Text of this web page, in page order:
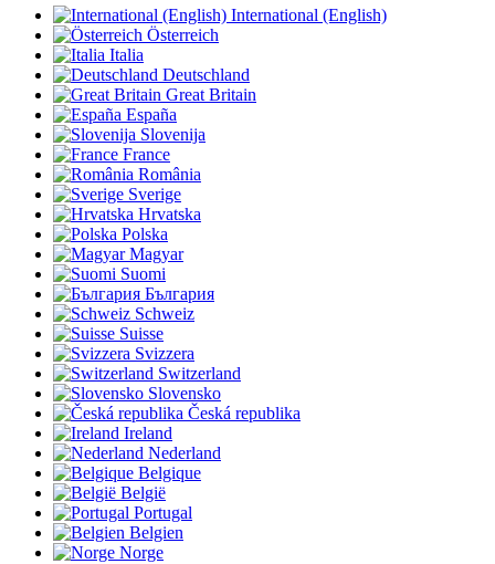
International (English)
Österreich
Italia
Deutschland
Great Britain
España
Slovenija
France
România
Sverige
Hrvatska
Polska
Magyar
Suomi
България
Schweiz
Suisse
Svizzera
Switzerland
Slovensko
Česká republika
Ireland
Nederland
Belgique
België
Portugal
Belgien
Norge